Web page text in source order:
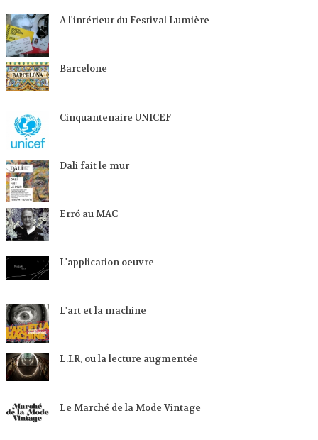
A l'intérieur du Festival Lumière
Barcelone
Cinquantenaire UNICEF
Dali fait le mur
Erró au MAC
L'application oeuvre
L'art et la machine
L.I.R, ou la lecture augmentée
Le Marché de la Mode Vintage